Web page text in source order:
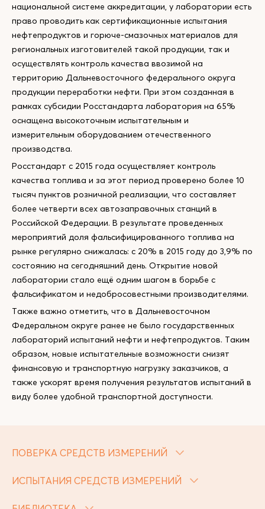
национальной системе аккредитации, у лаборатории есть
право проводить как сертификационные испытания
нефтепродуктов и горюче-смазочных материалов для
региональных изготовителей такой продукции, так и
осуществлять контроль качества ввозимой на
территорию Дальневосточного федерального округа
продукции переработки нефти. При этом созданная в
рамках субсидии Росстандарта лаборатория на 65%
оснащена высокоточным испытательным и
измерительным оборудованием отечественного
производства.
Росстандарт с 2015 года осуществляет контроль
качества топлива и за этот период проверено более 10
тысяч пунктов розничной реализации, что составляет
более четверти всех автозаправочных станций в
Российской Федерации. В результате проведенных
мероприятий доля фальсифицированного топлива на
рынке регулярно снижалась: с 20% в 2015 году до 3,9% по
состоянию на сегодняшний день. Открытие новой
лаборатории стало ещё одним шагом в борьбе с
фальсификатом и недобросовестными производителями.
Также важно отметить, что в Дальневосточном
Федеральном округе ранее не было государственных
лабораторий испытаний нефти и нефтепродуктов. Таким
образом, новые испытательные возможности снизят
финансовую и транспортную нагрузку заказчиков, а
также ускорят время получения результатов испытаний в
виду более удобной транспортной доступности.
ПОВЕРКА СРЕДСТВ ИЗМЕРЕНИЙ
ИСПЫТАНИЯ СРЕДСТВ ИЗМЕРЕНИЙ